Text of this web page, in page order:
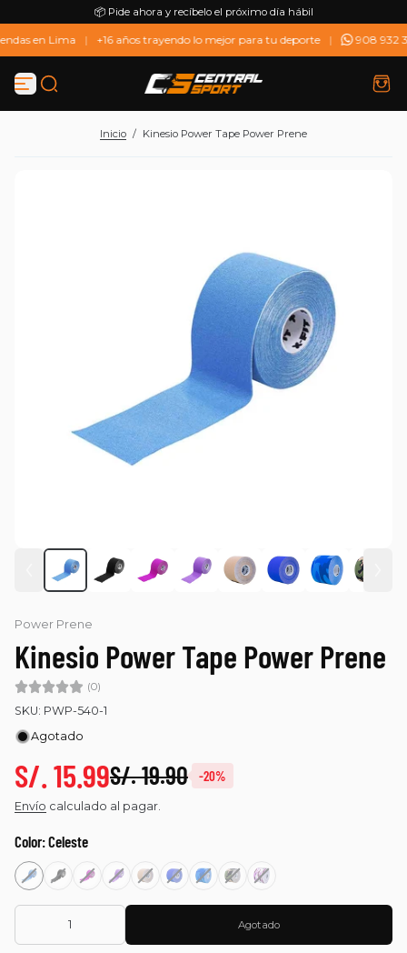
a
r
a
📦 Pide ahora y recíbelo el próximo día hábil
en Lima | +16 años trayendo lo mejor para tu deporte | 908 932
Inicio / Kinesio Power Tape Power Prene
Power Prene
Kinesio Power Tape Power Prene
(0)
SKU: PWP-540-1
Agotado
S/. 15.99S/. 19.90 -20%
Envío calculado al pagar.
Color:Celeste
Agotado